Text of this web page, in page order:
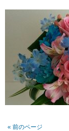
« 前のページ